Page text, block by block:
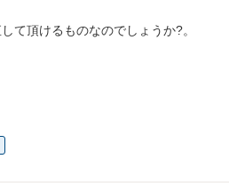
て頂けるものなのでしょうか?。